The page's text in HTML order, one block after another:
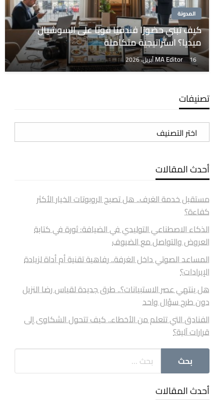
المدونة
كيف تبني حضورًا فندقيًا قويًا على السوشيال
ميديا؟ استراتيجية متكاملة
MA Editor 16 أبريل، 2026
تصنيفات
تصنيفات
أحدث المقالات
مستقبل خدمة الغرف.. هل تصبح الروبوتات الخيار الأكثر
كفاءة؟
الذكاء الاصطناعي التوليدي في الضيافة: ثورة في كتابة
العروض والتواصل مع الضيوف
المساعد الصوتي داخل الغرفة.. رفاهية تقنية أم أداة لزيادة
الإيرادات؟
هل ينتهي عصر الاستبيانات؟.. طرق جديدة لقياس رضا النزيل
دون طرح سؤال واحد
الفنادق التي تتعلم من الأخطاء.. كيف تتحول الشكاوى إلى
قرارات آلية؟
أحدث المقالات